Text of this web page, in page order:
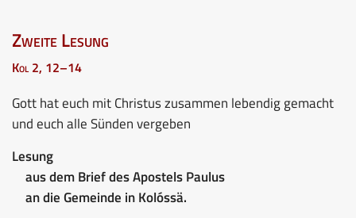
Zweite Lesung
Kol 2, 12–14
Gott hat euch mit Christus zusammen lebendig gemacht
und euch alle Sünden vergeben
Lesung
aus dem Brief des Apostels Paulus
an die Gemeinde in Kolóssä.